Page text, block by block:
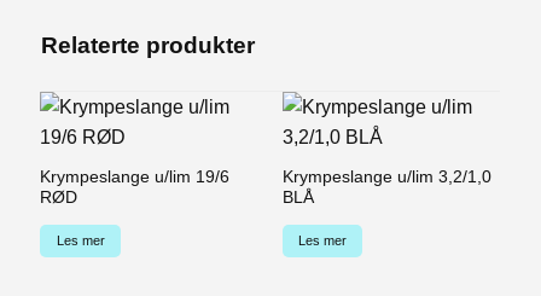
Relaterte produkter
Krympeslange u/lim 19/6
RØD
Les mer
Krympeslange u/lim 3,2/1,0
BLÅ
Les mer